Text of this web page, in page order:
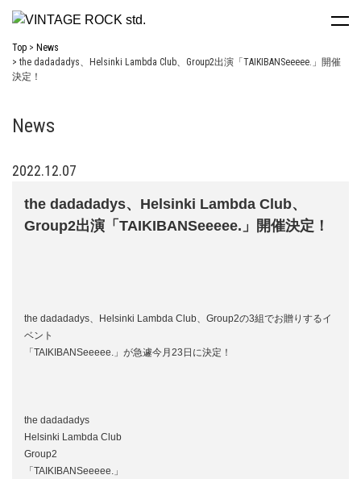
Top
News
the dadadadys、Helsinki Lambda Club、Group2出演「TAIKIBANSeeeee.」開催
決定！
News
2022.12.07
the dadadadys、Helsinki Lambda Club、
Group2出演「TAIKIBANSeeeee.」開催決定！
the dadadadys、Helsinki Lambda Club、Group2の3組でお贈りするイ
ベント
「TAIKIBANSeeeee.」が急遽今月23日に決定！
the dadadadys
Helsinki Lambda Club
Group2
「TAIKIBANSeeeee.」